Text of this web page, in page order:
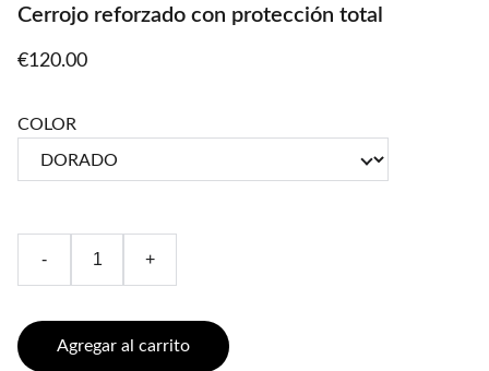
Cerrojo reforzado con protección total
€120.00
COLOR
- +
Agregar al carrito